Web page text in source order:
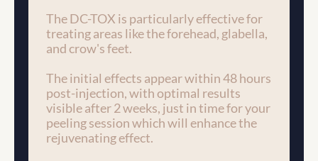
The DC-TOX is particularly effective for
treating areas like the forehead, glabella,
and crow's feet.
The initial effects appear within 48 hours
post-injection, with optimal results
visible after 2 weeks, just in time for your
peeling session which will enhance the
rejuvenating effect.